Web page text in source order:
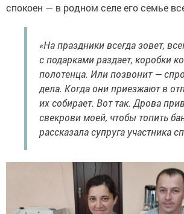
спокоен — в родном селе его семье
«На праздники всегда зовет,
с подарками раздает, коробки
полотенца. Или позвонит —
дела. Когда они приезжают в
их собирает. Вот так. Дрова
свекрови моей, чтобы топить
рассказала супруга участника